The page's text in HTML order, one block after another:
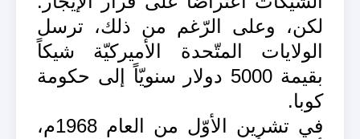
لكن، وعلى الرّغم من ذلك، ترسل
الولايات المتّحدة الأميركيّة شيكاً
بقيمة 5000 دولار سنويّاً إلى حكومة
كوبا.
في تشرين الأوّل من العام 1968م،